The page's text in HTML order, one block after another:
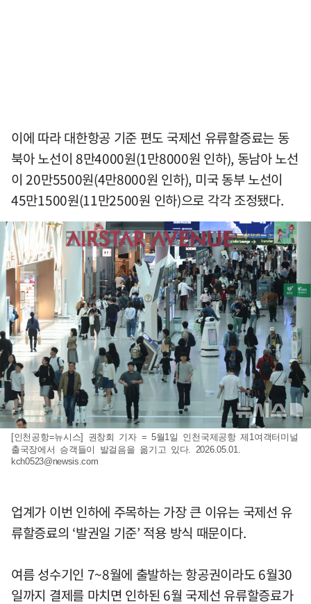
이에 따라 대한항공 기준 편도 국제선 유류할증료는 동
북아 노선이 8만4000원(1만8000원 인하), 동남아 노선
이 20만5500원(4만8000원 인하), 미국 동부 노선이
45만1500원(11만2500원 인하)으로 각각 조정됐다.
[인천공항=뉴시스] 권창회 기자 = 5월1일 인천국제공항 제1여객터미널
출국장에서 승객들이 발걸음을 옮기고 있다. 2026.05.01.
kch0523@newsis.com
업계가 이번 인하에 주목하는 가장 큰 이유는 국제선 유
류할증료의 ‘발권일 기준’ 적용 방식 때문이다.
여름 성수기인 7~8월에 출발하는 항공권이라도 6월30
일까지 결제를 마치면 인하된 6월 국제선 유류할증료가